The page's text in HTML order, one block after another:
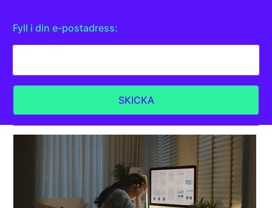
Fyll i din e-postadress: